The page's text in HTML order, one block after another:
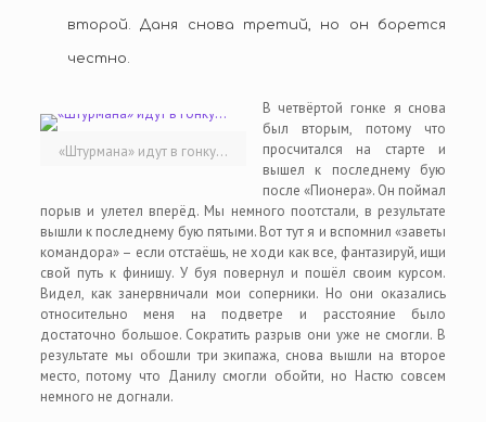
второй. Даня снова третий, но он борется
честно.
«Штурмана» идут в гонку…
В четвёртой гонке я снова
был вторым, потому что
просчитался на старте и
вышел к последнему бую
после «Пионера». Он поймал
порыв и улетел вперёд. Мы немного поотстали, в результате
вышли к последнему бую пятыми. Вот тут я и вспомнил «заветы
командора» – если отстаёшь, не ходи как все, фантазируй, ищи
свой путь к финишу. У буя повернул и пошёл своим курсом.
Видел, как занервничали мои соперники. Но они оказались
относительно меня на подветре и расстояние было
достаточно большое. Сократить разрыв они уже не смогли. В
результате мы обошли три экипажа, снова вышли на второе
место, потому что Данилу смогли обойти, но Настю совсем
немного не догнали.